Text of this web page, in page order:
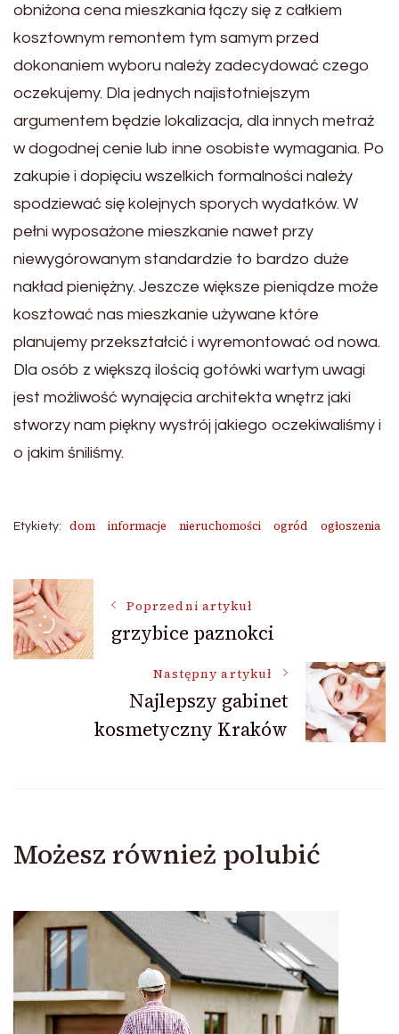
obniżona cena mieszkania łączy się z całkiem
kosztownym remontem tym samym przed
dokonaniem wyboru należy zadecydować czego
oczekujemy. Dla jednych najistotniejszym
argumentem będzie lokalizacja, dla innych metraż
w dogodnej cenie lub inne osobiste wymagania. Po
zakupie i dopięciu wszelkich formalności należy
spodziewać się kolejnych sporych wydatków. W
pełni wyposażone mieszkanie nawet przy
niewygórowanym standardzie to bardzo duże
nakład pieniężny. Jeszcze większe pieniądze może
kosztować nas mieszkanie używane które
planujemy przekształcić i wyremontować od nowa.
Dla osób z większą ilością gotówki wartym uwagi
jest możliwość wynajęcia architekta wnętrz jaki
stworzy nam piękny wystrój jakiego oczekiwaliśmy i
o jakim śniliśmy.
Etykiety: dom informacje nieruchomości ogród ogłoszenia
Nawigacja
wpisu
Poprzedni artykuł
grzybice paznokci
Następny artykuł
Najlepszy gabinet
kosmetyczny Kraków
Możesz również polubić